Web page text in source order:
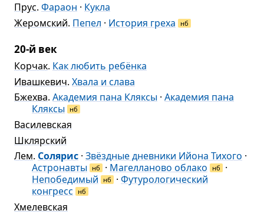
Прус. Фараон · Кукла
Жеромский. Пепел · История греха нб
20-й век
Корчак. Как любить ребёнка
Ивашкевич. Хвала и слава
Бжехва. Академия пана Кляксы · Академия пана
Кляксы нб
Василевская
Шклярский
Лем. Солярис · Звёздные дневники Ийона Тихого ·
Астронавты нб · Магелланово облако нб
·
Непобедимый
нб · Футурологический
конгресс
нб
Хмелевская